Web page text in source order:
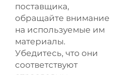
поставщика,
обращайте внимание
на используемые им
материалы.
Убедитесь, что они
соответствуют